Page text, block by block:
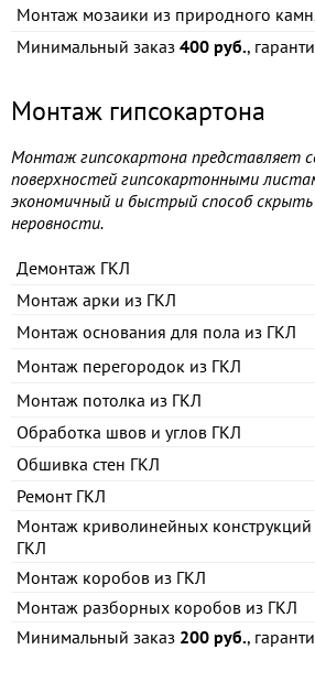
Монтаж мозаики из природного
Минимальный заказ 400 руб.,
Монтаж гипсокартона
Монтаж гипсокартона представляет
поверхностей гипсокартонными
экономичный и быстрый способ
неровности.
Демонтаж ГКЛ
Монтаж арки из ГКЛ
Монтаж основания для пола из ГКЛ
Монтаж перегородок из ГКЛ
Монтаж потолка из ГКЛ
Обработка швов и углов ГКЛ
Обшивка стен ГКЛ
Ремонт ГКЛ
Монтаж криволинейных конструкций
ГКЛ
Монтаж коробов из ГКЛ
Монтаж разборных коробов из ГКЛ
Минимальный заказ 200 руб.,